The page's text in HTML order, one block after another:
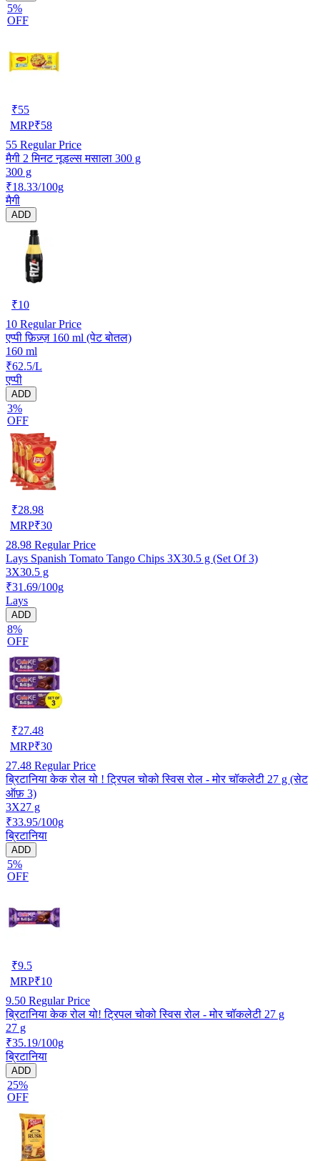
5%
OFF
₹55
MRP₹58
55 Regular Price
मैगी 2 मिनट नूडल्स मसाला 300 g
300 g
₹18.33/100g
मैगी
ADD
₹10
10 Regular Price
एप्पी फ़िज़्ज़ 160 ml (पेट बोतल)
160 ml
₹62.5/L
एप्पी
ADD
3%
OFF
₹28.98
MRP₹30
28.98 Regular Price
Lays Spanish Tomato Tango Chips 3X30.5 g (Set Of 3)
3X30.5 g
₹31.69/100g
Lays
ADD
8%
OFF
₹27.48
MRP₹30
27.48 Regular Price
ब्रिटानिया केक रोल यो ! ट्रिपल चोको स्विस रोल - मोर चॉकलेटी 27 g (सेट
ऑफ़ 3)
3X27 g
₹33.95/100g
ब्रिटानिया
ADD
5%
OFF
₹9.5
MRP₹10
9.50 Regular Price
ब्रिटानिया केक रोल यो! ट्रिपल चोको स्विस रोल - मोर चॉकलेटी 27 g
27 g
₹35.19/100g
ब्रिटानिया
ADD
25%
OFF